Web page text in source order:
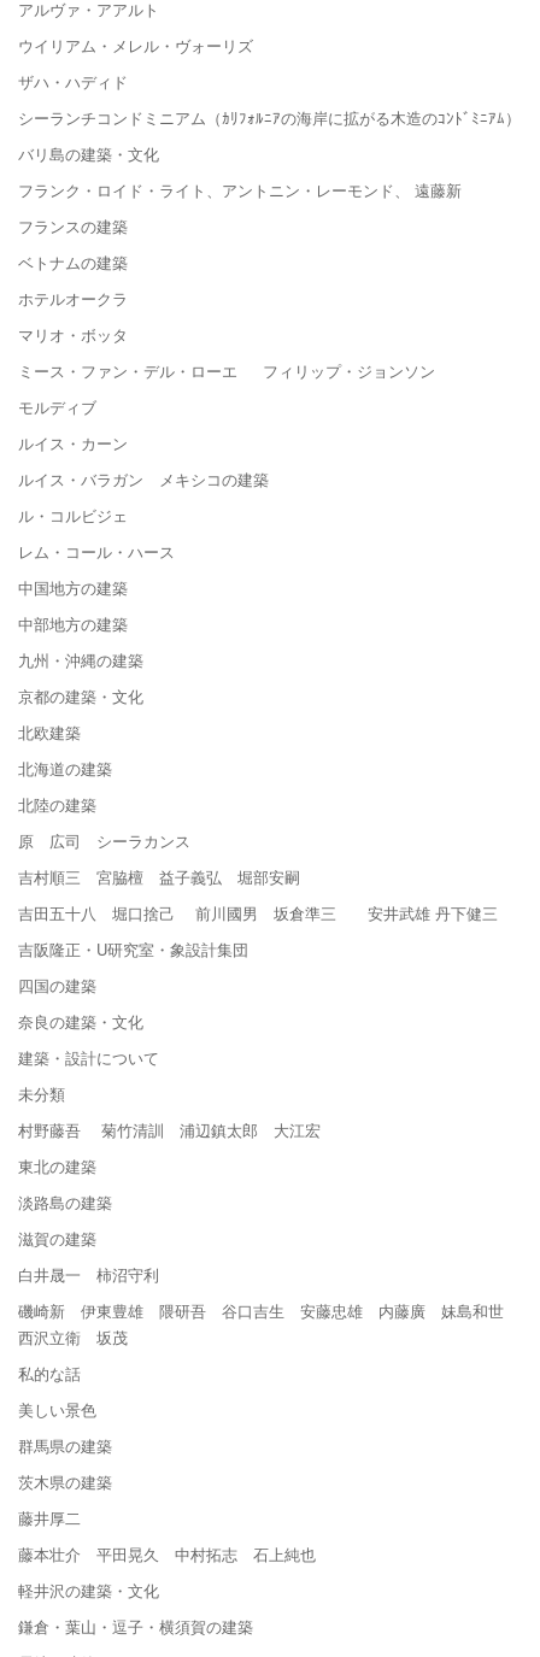
アルヴァ・アアルト
ウイリアム・メレル・ヴォーリズ
ザハ・ハディド
シーランチコンドミニアム（ｶﾘﾌｫﾙﾆｱの海岸に拡がる木造のｺﾝﾄﾞﾐﾆｱﾑ）
バリ島の建築・文化
フランク・ロイド・ライト、アントニン・レーモンド、 遠藤新
フランスの建築
ベトナムの建築
ホテルオークラ
マリオ・ボッタ
ミース・ファン・デル・ローエ フィリップ・ジョンソン
モルディブ
ルイス・カーン
ルイス・バラガン メキシコの建築
ル・コルビジェ
レム・コール・ハース
中国地方の建築
中部地方の建築
九州・沖縄の建築
京都の建築・文化
北欧建築
北海道の建築
北陸の建築
原 広司 シーラカンス
吉村順三 宮脇檀 益子義弘 堀部安嗣
吉田五十八 堀口捨己 前川國男 坂倉準三 安井武雄 丹下健三
吉阪隆正・U研究室・象設計集団
四国の建築
奈良の建築・文化
建築・設計について
未分類
村野藤吾 菊竹清訓 浦辺鎮太郎 大江宏
東北の建築
淡路島の建築
滋賀の建築
白井晟一 柿沼守利
磯崎新 伊東豊雄 隈研吾 谷口吉生 安藤忠雄 内藤廣 妹島和世
西沢立衛 坂茂
私的な話
美しい景色
群馬県の建築
茨木県の建築
藤井厚二
藤本壮介 平田晃久 中村拓志 石上純也
軽井沢の建築・文化
鎌倉・葉山・逗子・横須賀の建築